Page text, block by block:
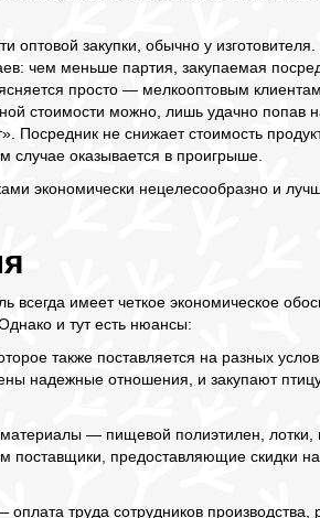
оптовой закупки, обычно у
чем меньше партия, закупаемая
просто — мелкооптовым
стоимости можно, лишь удачно попав
Посредник не снижает стоимость
случае оказывается в проигрыше.
экономически нецелесообразно и
всегда имеет четкое экономическое
и тут есть нюансы:
также поставляется на разных
надежные отношения, и закупают
— пищевой полиэтилен,
поставщики, предоставляющие скидки
труда сотрудников производства,